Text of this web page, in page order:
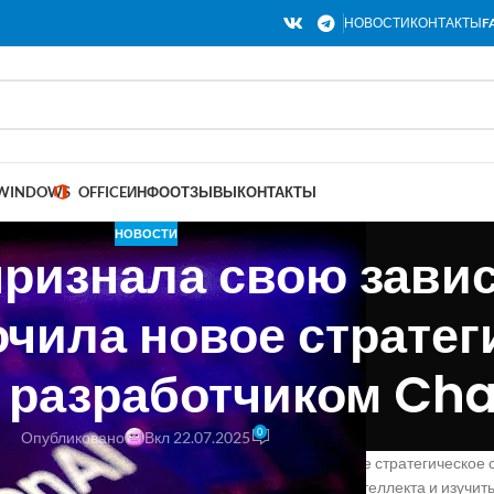
НОВОСТИКОНТАКТЫ
OFFICEИНФООТЗЫВЫКОНТАКТЫ
НОВОСТИ
свою
новое
Опубликовано Вкл 22.07.2025 0
OpenAI, создатели ChatGPT, заключили новое
исследований безопасности искусственного интеллекта и